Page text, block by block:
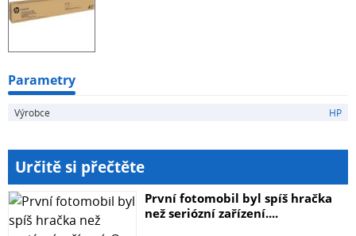
Parametry
Výrobce HP
Určitě si přečtěte
První fotomobil byl spíš hračka
než seriózní zařízení....